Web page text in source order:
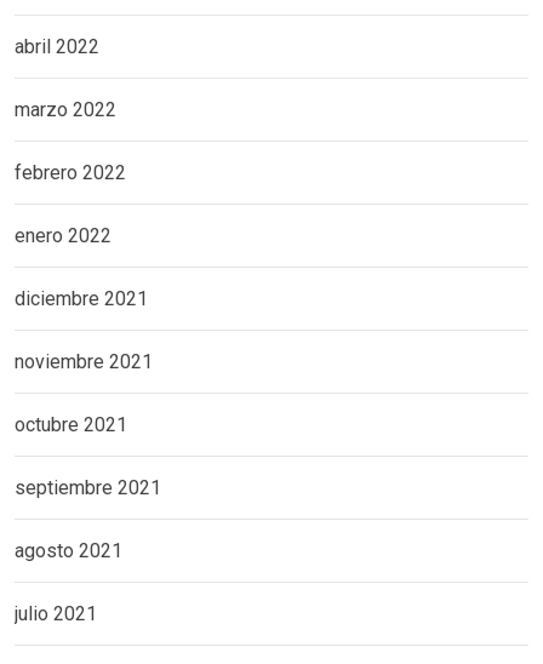
abril 2022
marzo 2022
febrero 2022
enero 2022
diciembre 2021
noviembre 2021
octubre 2021
septiembre 2021
agosto 2021
julio 2021